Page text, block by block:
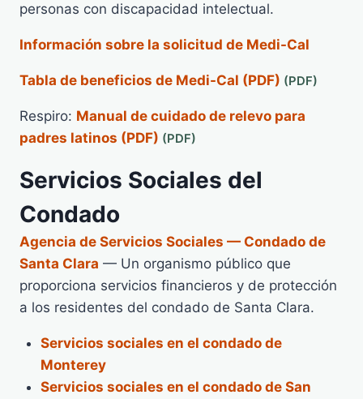
personas con discapacidad intelectual.
Información sobre la solicitud de Medi-Cal
Tabla de beneficios de Medi-Cal (PDF)
Respiro: Manual de cuidado de relevo para
padres latinos (PDF)
Servicios Sociales del
Condado
Agencia de Servicios Sociales — Condado de
Santa Clara — Un organismo público que
proporciona servicios financieros y de protección
a los residentes del condado de Santa Clara.
Servicios sociales en el condado de
Monterey
Servicios sociales en el condado de San